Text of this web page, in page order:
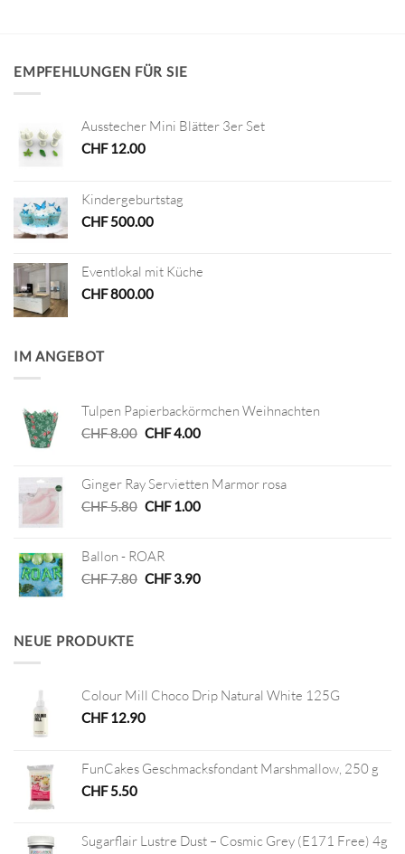
EMPFEHLUNGEN FÜR SIE
Ausstecher Mini Blätter 3er Set
CHF12.00
Kindergeburtstag
CHF500.00
Eventlokal mit Küche
CHF800.00
IM ANGEBOT
Tulpen Papierbackörmchen Weihnachten
CHF8.00 Ursprünglicher
CHF 8.00
CHF4.00Aktueller
CHF 4.00.
Ginger Ray Servietten Marmor rosa
CHF5.80 Ursprünglicher
CHF 5.80
CHF1.00Aktueller
Ballon - ROAR
CHF7.80 Ursprünglicher
CHF3.90Aktueller
NEUE PRODUKTE
Colour Mill Choco Drip Natural White 125G
CHF12.90
FunCakes Geschmacksfondant Marshmallow, 250 g
CHF5.50
Sugarflair Lustre Dust – Cosmic Grey (E171 Free) 4g